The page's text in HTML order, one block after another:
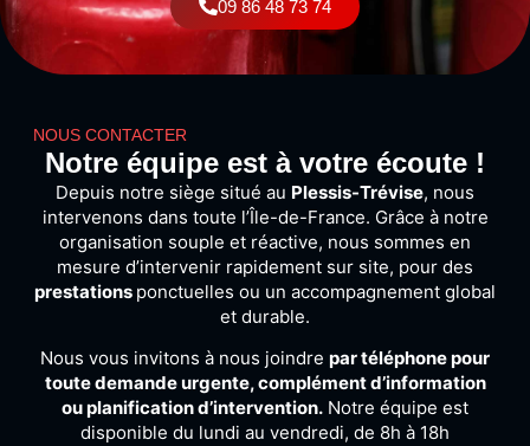
09 86 48 73 74
NOUS CONTACTER
Notre équipe est à votre écoute !
Depuis notre siège situé au Plessis-Trévise, nous
intervenons dans toute l’Île-de-France. Grâce à notre
organisation souple et réactive, nous sommes en
mesure d’intervenir rapidement sur site, pour des
prestations ponctuelles ou un accompagnement global
et durable.
Nous vous invitons à nous joindre partéléphonepour
toutedemandeurgente,complémentd’information
ouplanificationd’intervention. Notre équipe est
disponible du lundi au vendredi, de 8h à 18h